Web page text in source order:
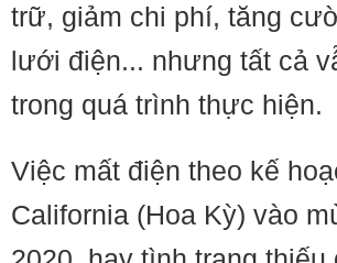
trữ, giảm chi phí, tăng
lưới điện... nhưng tất cả
trong quá trình thực hiện.
Việc mất điện theo kế
California (Hoa Kỳ) vào